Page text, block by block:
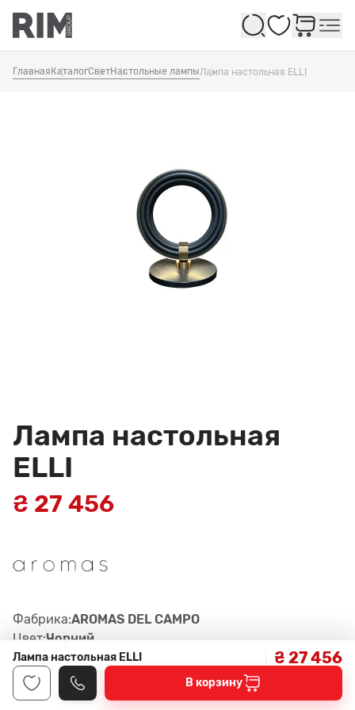
Избранное
Главная КаталогСветНастольные лампыЛампа настольная ELLI
Лампа настольная
ELLI
₴ 27 456
Фабрика:AROMAS DEL CAMPO
Цвет:Чорний
Материал:Метал
Артикул:
S1311, MATT BLACK, BLACK
Лампа настольная ELLI ₴ 27 456
В корзину